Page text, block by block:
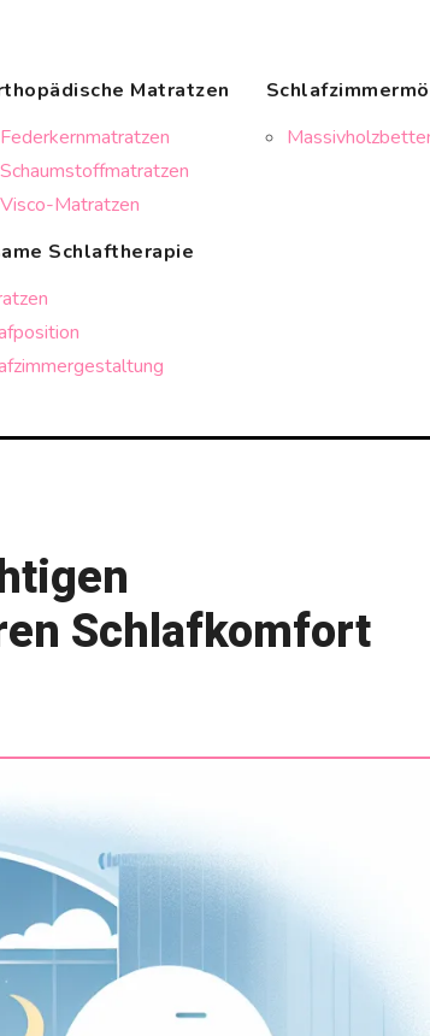
Matratzen
Federkernmatratzen
Schaumstoffmatratzen
Visco-Matratzen
Schlaftherapie
Schlafkomfort